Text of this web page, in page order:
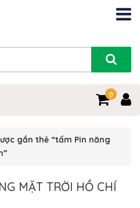
0
gắn thẻ “tấm Pin năng
MẶT TRỜI HỒ CHÍ